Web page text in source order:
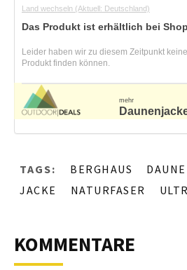
Land wechseln (Aktuell: Deutschland)
Das Produkt ist erhältlich bei
Leider haben wir zu diesem Zeitpunkt
Produkt finden können.
mehr
TAGS: BERGHAUS DAUNE
JACKE
NATURFASER
KOMMENTARE